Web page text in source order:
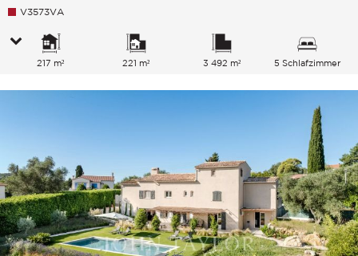
V3573VA
217 m² 221 m² 3 492 m² 5 Schlafzimmer